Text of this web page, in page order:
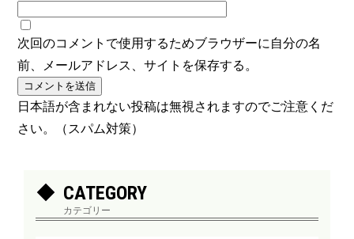
次回のコメントで使用するためブラウザーに自分の名
前、メールアドレス、サイトを保存する。
日本語が含まれない投稿は無視されますのでご注意くだ
さい。（スパム対策）
CATEGORY
カテゴリー